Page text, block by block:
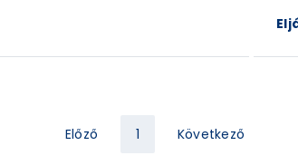
Előző 1 Következő